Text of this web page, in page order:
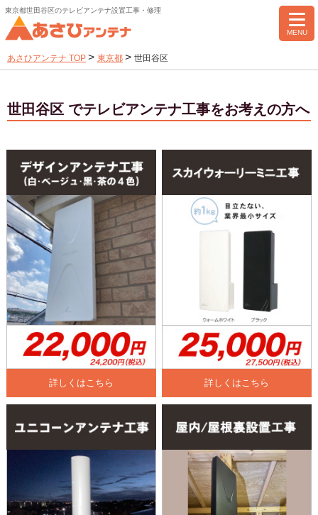
東京都世田谷区のテレビアンテナ設置工事・修理
MENU
あさひアンテナ TOP > 東京都 > 世田谷区
世田谷区 でテレビアンテナ工事をお考えの方へ
詳しくはこちら 詳しくはこちら